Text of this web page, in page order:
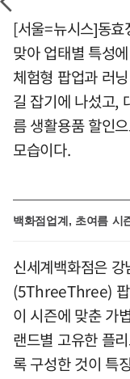
[서울=뉴시스]동
맞아 업태별 특성
체험형 팝업과 러
길 잡기에 나섰고,
름 생활용품 할인
모습이다.
백화점업계, 초여름 시
신세계백화점은
(5ThreeThree) 팝
이 시즌에 맞춘 가
랜드별 고유한 플
록 구성한 것이 특